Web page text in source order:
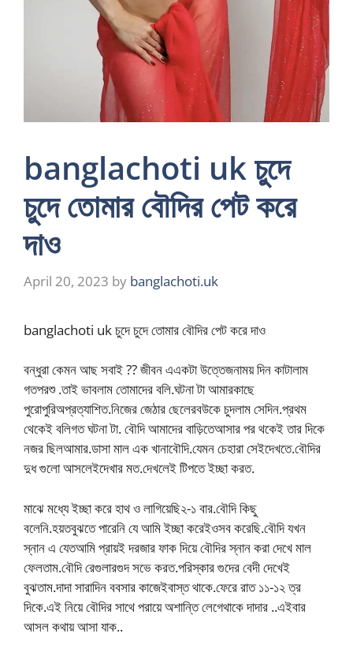
banglachoti uk চুদে
চুদে তোমার বৌদির পেট করে
দাও
April 20, 2023 by banglachoti.uk
banglachoti uk চুদে চুদে তোমার বৌদির পেট করে দাও
বন্ধুরা কেমন আছ সবাই ?? জীবন এএকটা উত্তেজনাময় দিন কাটালাম
গতপরশু .তাই ভাবলাম তোমাদের বলি.ঘটনা টা আমারকাছে
পুরোপুরিঅপ্রত্যাশিত.নিজের জেঠার ছেলেরবউকে চুদলাম সেদিন.প্রথম
থেকেই বলিগত ঘটনা টা. বৌদি আমাদের বাড়িতেআসার পর থকেই তার দিকে
নজর ছিলআমার.ডাসা মাল এক খানাবৌদি.যেমন চেহারা সেইদেখতে.বৌদির
দুধ গুলো আসলেইদেখার মত.দেখলেই টিপতে ইচ্ছা করত.
মাঝে মধ্যে ইচ্ছা করে হাথ ও লাগিয়েছি২-১ বার.বৌদি কিছু
বলেনি.হয়তবুঝতে পারেনি যে আমি ইচ্ছা করেইওসব করেছি.বৌদি যখন
স্নান এ যেতআমি প্রায়ই দরজার ফাক দিয়ে বৌদির স্নান করা দেখে মাল
ফেলতাম.বৌদি রেগুলারগুদ সভে করত.পরিস্কার গুদের বেদী দেখেই
বুঝতাম.দাদা সারাদিন ববসার কাজেইবাস্ত থাকে.ফেরে রাত ১১-১২ ত্র
দিকে.এই নিয়ে বৌদির সাথে পরায়ে অশান্তি লেগেথাকে দাদার ..এইবার
আসল কথায় আসা যাক..